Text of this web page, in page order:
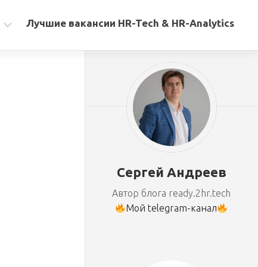
Лучшие вакансии HR-Tech & HR-Analytics
Сергей Андреев
Автор блога ready.2hr.tech
Мой telegram-канал